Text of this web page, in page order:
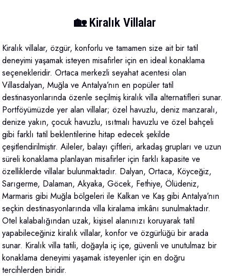
🏡 Kiralık Villalar
Kiralık villalar, özgür, konforlu ve tamamen size ait bir tatil
deneyimi yaşamak isteyen misafirler için en ideal konaklama
seçenekleridir. Ortaca merkezli seyahat acentesi olan
Villasdalyan, Muğla ve Antalya’nın en popüler tatil
destinasyonlarında özenle seçilmiş kiralık villa alternatifleri sunar.
Portföyümüzde yer alan villalar; özel havuzlu, deniz manzaralı,
denize yakın, çocuk havuzlu, ısıtmalı havuzlu ve özel bahçeli
gibi farklı tatil beklentilerine hitap edecek şekilde
çeşitlendirilmiştir. Aileler, balayı çiftleri, arkadaş grupları ve uzun
süreli konaklama planlayan misafirler için farklı kapasite ve
özelliklerde villalar bulunmaktadır. Dalyan, Ortaca, Köyceğiz,
Sarıgerme, Dalaman, Akyaka, Göcek, Fethiye, Ölüdeniz,
Marmaris gibi Muğla bölgeleri ile Kalkan ve Kaş gibi Antalya’nın
seçkin destinasyonlarında villa kiralama imkânı sunulmaktadır.
Otel kalabalığından uzak, kişisel alanınızı koruyarak tatil
yapabileceğiniz kiralık villalar, konfor ve özgürlüğü bir arada
sunar. Kiralık villa tatili, doğayla iç içe, güvenli ve unutulmaz bir
konaklama deneyimi yaşamak isteyenler için en doğru
tercihlerden biridir.